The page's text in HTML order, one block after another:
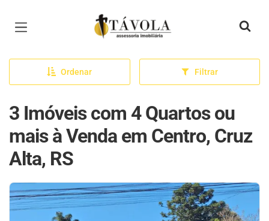
Página inicial
Ordenar Filtrar
3 Imóveis com 4 Quartos ou
mais à Venda em Centro, Cruz
Alta, RS